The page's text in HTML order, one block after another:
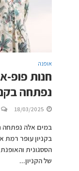
אופנה
חנות פופ-
נפתחה
18/03/2025
במים אלה נפתחה
בקניון עופר רמת
של הקניון...